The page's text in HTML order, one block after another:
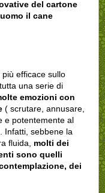
del cartone
il cane
efficace sullo
una serie di
emozioni con
( scrutare, annusare,
e potentemente al
Infatti, sebbene la
fluida, molti dei
sono quelli
dei